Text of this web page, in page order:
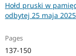
Hołd pruski w
odbytej 25 maja
Pages
137-150